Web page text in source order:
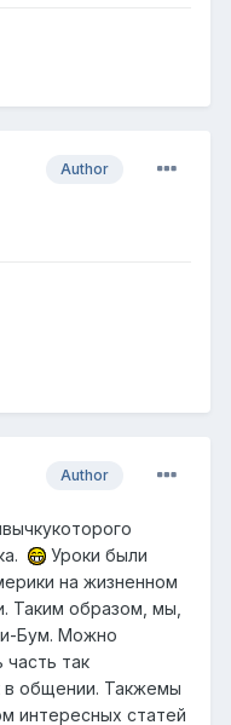
Author
Author
Уроки были
на жизненном
Таким образом, мы,
Бум. Можно
так
в общении. Такжемы
интересных статей